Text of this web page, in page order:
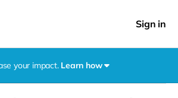
Sign in
your impact. Learn how